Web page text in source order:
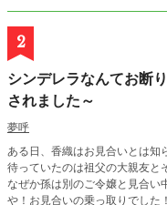
2
シンデレラなんてお断
されました～
夢呼
ある日、香織はお見合いとは知
待っていたのは祖父の大親友と
なぜか孫は別のご令嬢と見合い中だった。 まさかのお見合
や！お見合いの乗っ取りでした！ ハイスペックの孫に綺麗なご令嬢とのお見合